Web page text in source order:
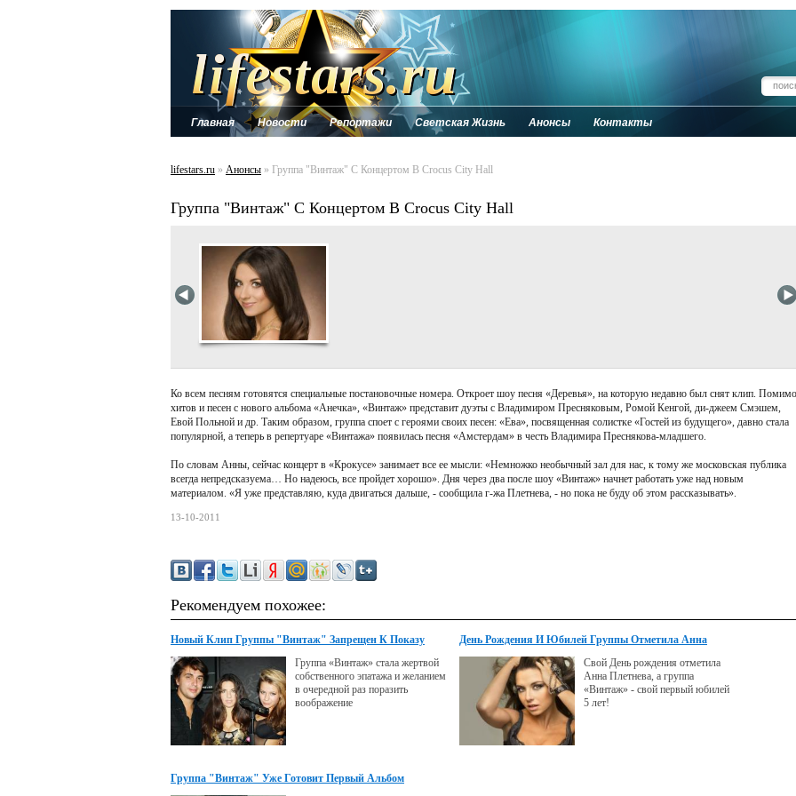
Главная Новости Репортажи Светская Жизнь Анонсы Контакты
lifestars.ru » Анонсы » Группа "Винтаж" С Концертом В Crocus City Hall
Группа "Винтаж" С Концертом В Crocus City Hall
Ко всем песням готовятся специальные постановочные номера. Откроет шоу песня «Деревья», на которую недавно был снят клип. Помимо
хитов и песен с нового альбома «Анечка», «Винтаж» представит дуэты с Владимиром Пресняковым, Ромой Кенгой, ди-джеем Смэшем,
Евой Польной и др. Таким образом, группа споет с героями своих песен: «Ева», посвященная солистке «Гостей из будущего», давно стала
популярной, а теперь в репертуаре «Винтажа» появилась песня «Амстердам» в честь Владимира Преснякова-младшего.
По словам Анны, сейчас концерт в «Крокусе» занимает все ее мысли: «Немножко необычный зал для нас, к тому же московская публика
всегда непредсказуема… Но надеюсь, все пройдет хорошо». Дня через два после шоу «Винтаж» начнет работать уже над новым
материалом. «Я уже представляю, куда двигаться дальше, - сообщила г-жа Плетнева, - но пока не буду об этом рассказывать».
13-10-2011
Рекомендуем похожее:
Новый Клип Группы "Винтаж" Запрещен К Показу
Группа «Винтаж» стала жертвой
собственного эпатажа и желанием
в очередной раз поразить
воображение
День Рождения И Юбилей Группы Отметила Анна
Cвой День рождения отметила
Анна Плетнева, а группа
«Винтаж» - свой первый юбилей
5 лет!
Группа "Винтаж" Уже Готовит Первый Альбом